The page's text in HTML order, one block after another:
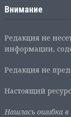
Внимание
Редакция не
информации,
Редакция не
Настоящий
Нашлась ошибка